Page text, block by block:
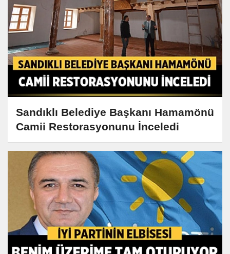
Sandıklı Belediye Başkanı Hamamönü
Camii Restorasyonunu İnceledi